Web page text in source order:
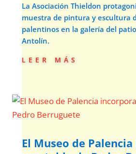
La Asociación Thieldon
muestra de pintura y escultura
palentinos en la galería del
Antolín.
leer más
El Museo de